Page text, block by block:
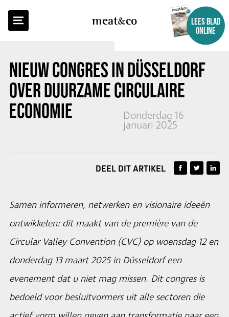
meatco
LEES BLAD
ONLINE
NIEUW CONGRES IN DÜSSELDORF
OVER DUURZAME CIRCULAIRE
ECONOMIE
Donderdag 16
januari 2025
TERUG NAAR OVERZICHT
DEEL DIT ARTIKEL
Samen informeren, netwerken en visionaire ideeën
ontwikkelen: dit maakt van de première van de
Circular Valley Convention (CVC) op woensdag 12 en
donderdag 13 maart 2025 in Düsseldorf een
evenement dat u niet mag missen. Dit congres is
bedoeld voor besluitvormers uit alle sectoren die